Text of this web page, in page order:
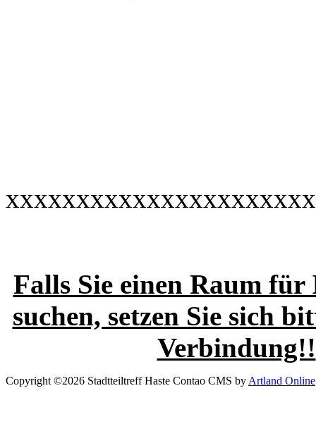
Falls Sie einen Raum
suchen, setzen Sie sich
Verbindung!!
Copyright ©2026 Stadtteiltreff Haste Contao CMS byArtland Online